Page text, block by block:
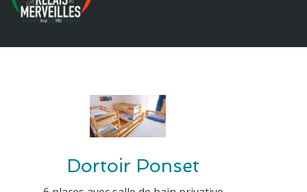
Dortoir Ponset